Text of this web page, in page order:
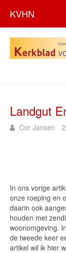
KVHN
Landgut
Cor Jansen
In ons vorige
onze roeping en
daarin ook
houden met
woonomgeving.
de tweede keer
artikel wil ik hier